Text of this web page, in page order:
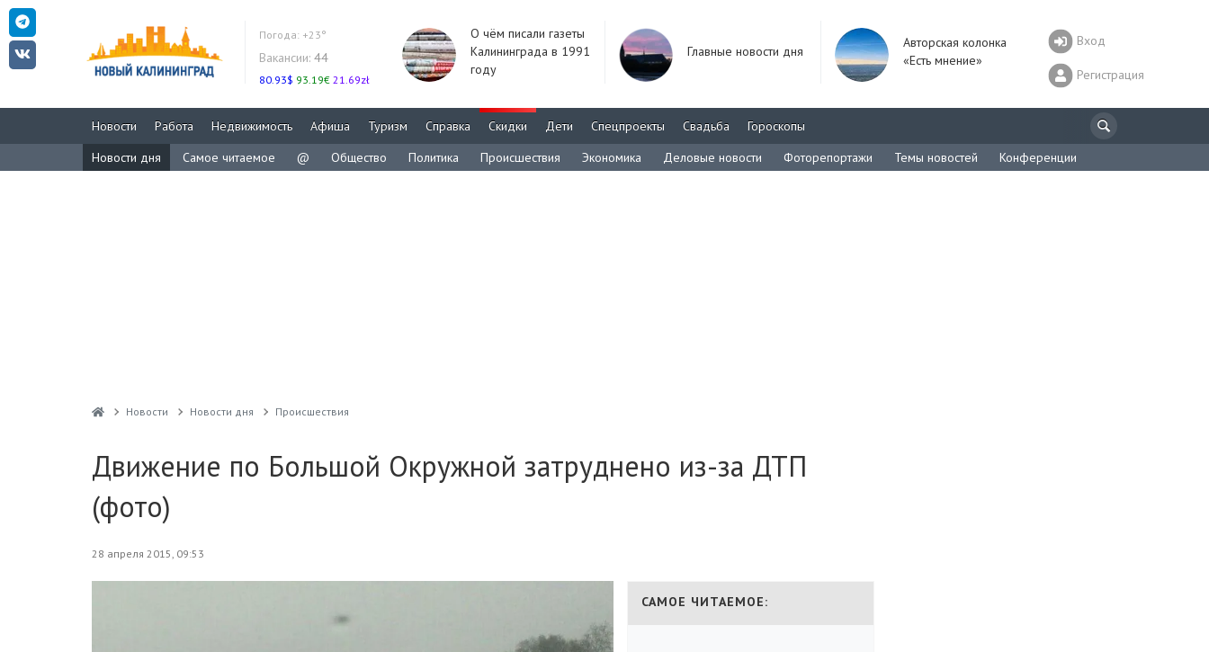
Погода: +23°
Вакансии: 44
80.93$ 93.19€ 21.69zł
О чём писали газеты
Калининграда в 1991
году
Главные новости дня
Авторская колонка
«Есть мнение»
Вход
Регистрация
Новости Работа Недвижимость Афиша Туризм Справка Скидки Дети Спецпроекты Свадьба
Гороскопы
Новости дня
Самое читаемое @ Общество Политика Происшествия Экономика Деловые новости Фоторепортажи Темы новостей Конференции
Новости Новости дня Проиcшествия
Движение по Большой Окружной затруднено из-за ДТП
(фото)
28 апреля 2015, 09:53
САМОЕ ЧИТАЕМОЕ: